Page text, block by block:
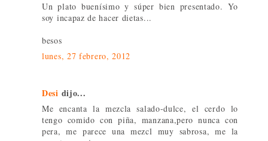
Un plato buenísimo y súper bien presentado. Yo
soy incapaz de hacer dietas...
besos
lunes, 27 febrero, 2012
Desi dijo...
Me encanta la mezcla salado-dulce, el cerdo lo
tengo comido con piña, manzana,pero nunca con
pera, me parece una mezcl muy sabrosa, me la